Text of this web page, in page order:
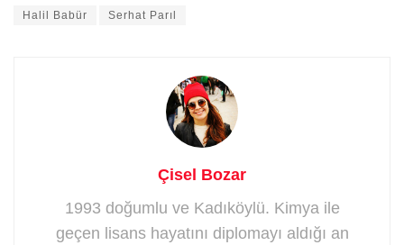
Halil Babür Serhat Parıl
Çisel Bozar
1993 doğumlu ve Kadıköylü. Kimya ile
geçen lisans hayatını diplomayı aldığı an